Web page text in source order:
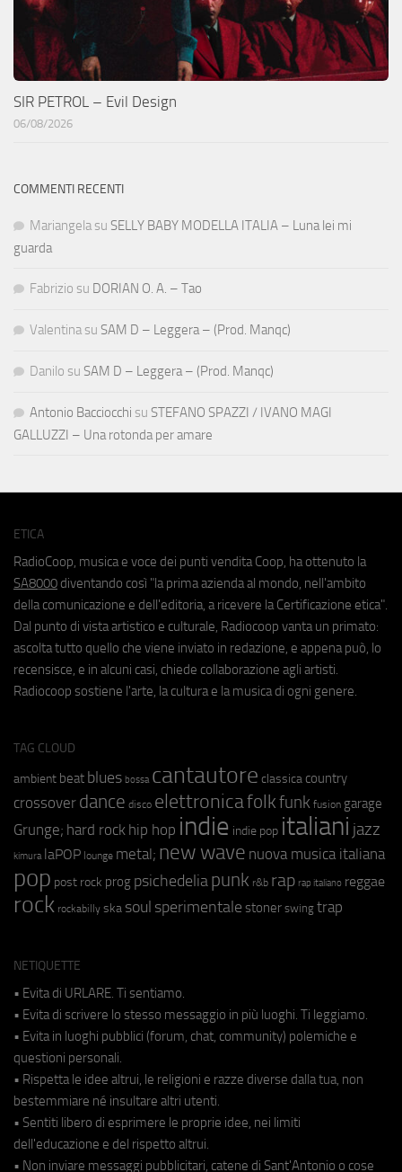
SIR PETROL – Evil Design
06/08/2026
COMMENTI RECENTI
Mariangela su SELLY BABY MODELLA ITALIA – Luna lei mi
guarda
Fabrizio su DORIAN O. A. – Tao
Valentina su SAM D – Leggera – (Prod. Manqc)
Danilo su SAM D – Leggera – (Prod. Manqc)
Antonio Bacciocchi su STEFANO SPAZZI / IVANO MAGI
GALLUZZI – Una rotonda per amare
ETICA
RadioCoop, musica e voce dei punti vendita Coop, ha ottenuto la
SA8000 diventando così "la prima azienda al mondo, nell'ambito
della comunicazione e dell'editoria, a ricevere la Certificazione etica".
Dal punto di vista artistico e culturale, Radiocoop vanta un primato:
ascolta tutto quello che viene inviato in redazione, e appena può, lo
recensisce, e in alcuni casi, chiede collaborazione agli artisti.
Radiocoop sostiene l'arte, la cultura e la musica di ogni genere.
TAG CLOUD
ambient beat blues bossa cantautore classica country
crossover dance disco elettronicafolkfunk fusion garage
Grunge; hard rock hip hop indie indie pop italiani jazz
kimura laPOP lounge metal; new wave nuova musica italiana
pop post rock prog psichedeliapunk r&b rap rap italiano reggae
rock rockabilly ska soul sperimentale stoner swing trap
NETIQUETTE
• Evita di URLARE. Ti sentiamo.
• Evita di scrivere lo stesso messaggio in più luoghi. Ti leggiamo.
• Evita in luoghi pubblici (forum, chat, community) polemiche e
questioni personali.
• Rispetta le idee altrui, le religioni e razze diverse dalla tua, non
bestemmiare né insultare altri utenti.
• Sentiti libero di esprimere le proprie idee, nei limiti
dell'educazione e del rispetto altrui.
• Non inviare messaggi pubblicitari, catene di Sant'Antonio o cose